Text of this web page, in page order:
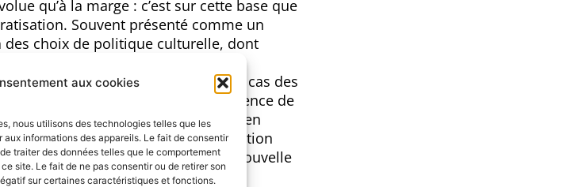
aux cookies
nous utilisons des technologies telles que les
informations des appareils. Le fait de consentir
traiter des données telles que le comportement
site. Le fait de ne pas consentir ou de retirer son
sur certaines caractéristiques et fonctions.
qu’à la marge : c’est sur cette base que
Souvent présenté comme un
des choix de politique culturelle, dont
paradigmes apparaissent : c’est le cas des
années. Ils sont nés de l’expérience de
minoritaires mais aussi en
Ils remettent en question la définition
publiques. Ils constituent une nouvelle
des politiques culturelles.